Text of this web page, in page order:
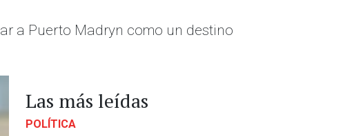
a Puerto Madryn como un destino
Las más leídas
POLÍTICA